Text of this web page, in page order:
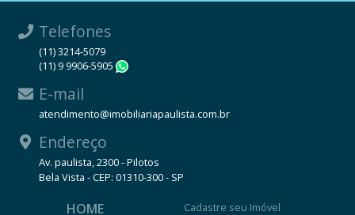
Telefones
(11) 3214-5079
(11) 9 9906-5905
E-mail
atendimento@imobiliariapaulista.com.br
Endereço
Av. paulista, 2300 - Pilotos
Bela Vista - CEP: 01310-300 - SP
HOME Cadastre seu Imóvel